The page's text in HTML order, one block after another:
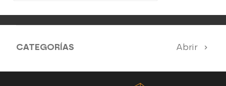
CATEGORÍAS Abrir
Antena 3 Noticias El Hormiguero